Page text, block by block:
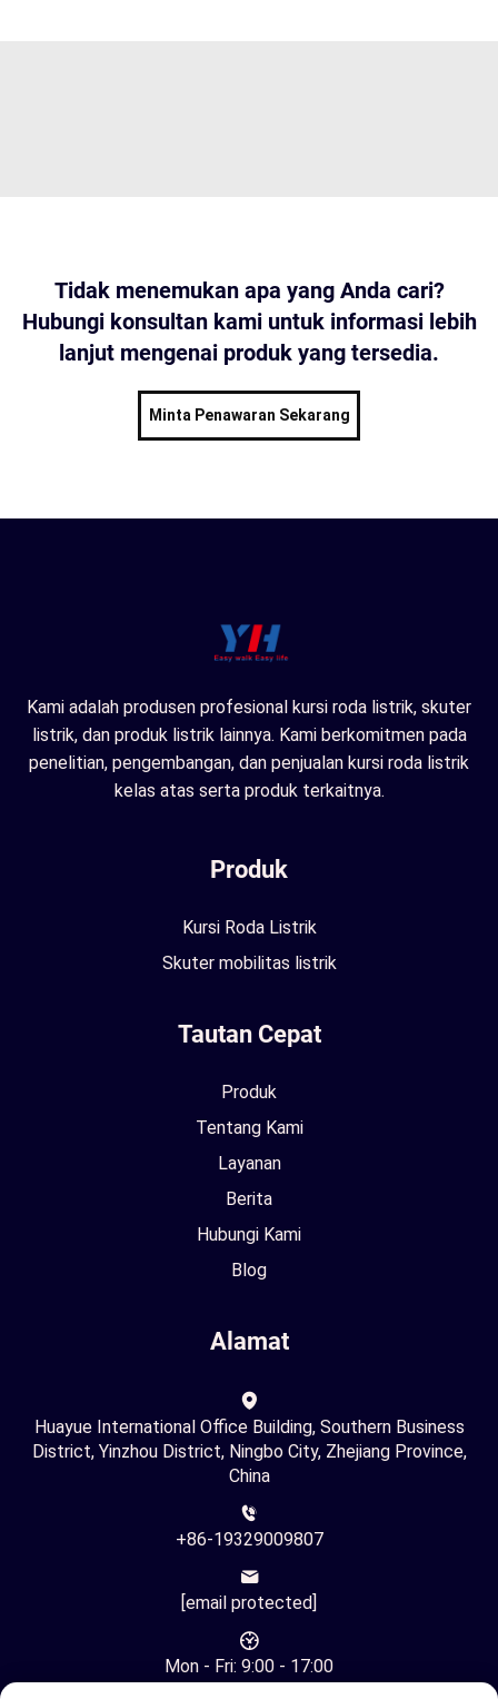
Tidak menemukan apa yang Anda cari?
Hubungi konsultan kami untuk informasi lebih
lanjut mengenai produk yang tersedia.
Minta Penawaran Sekarang
Kami adalah produsen profesional kursi roda listrik, skuter
listrik, dan produk listrik lainnya. Kami berkomitmen pada
penelitian, pengembangan, dan penjualan kursi roda listrik
kelas atas serta produk terkaitnya.
Produk
Kursi Roda Listrik
Skuter mobilitas listrik
Tautan Cepat
Produk
Tentang Kami
Layanan
Berita
Hubungi Kami
Blog
Alamat
Huayue International Office Building, Southern Business
District, Yinzhou District, Ningbo City, Zhejiang Province,
China
+86-19329009807
[email protected]
Mon - Fri: 9:00 - 17:00